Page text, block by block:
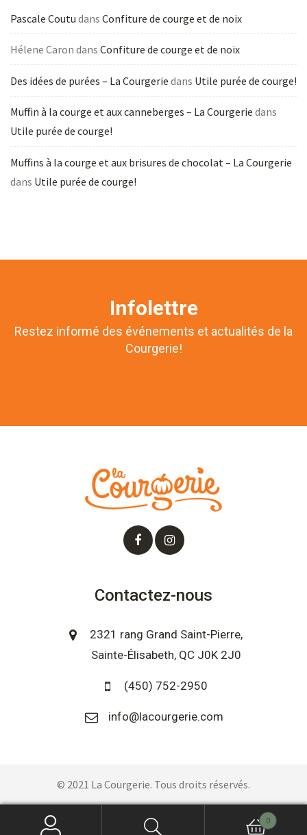
Pascale Coutu dans Confiture de courge et de noix
Hélene Caron dans Confiture de courge et de noix
Des idées de purées – La Courgerie dans Utile purée de courge!
Muffin à la courge et aux canneberges – La Courgerie dans
Utile purée de courge!
Muffins à la courge et aux brisures de chocolat – La Courgerie
dans Utile purée de courge!
Infolettre
Restez informé des événements et actualités de la
Courgerie!
Contactez-nous
2321 rang Grand Saint-Pierre,
Sainte-Élisabeth, QC J0K 2J0
(450) 752-2950
info@lacourgerie.com
© 2021 La Courgerie. Tous droits réservés.
0